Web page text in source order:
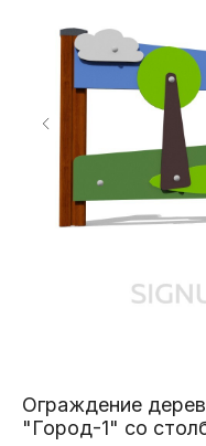
Ограждение
"Город-1" со